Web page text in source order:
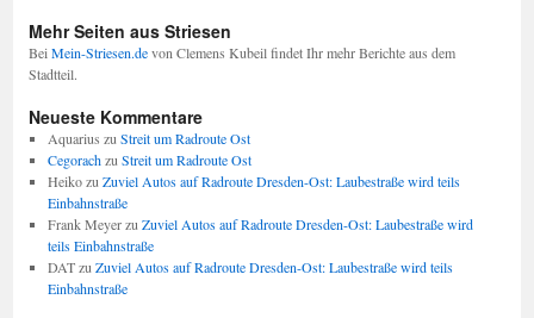
Mehr Seiten aus Striesen
BeiMein-Striesen.devon Clemens Kubeil findet Ihr mehr Berichte aus dem
Stadtteil.
Neueste Kommentare
Aquarius zuStreit um Radroute Ost
CegorachzuStreit um Radroute Ost
HeikozuZuviel Autos auf Radroute Dresden-Ost: Laubestraße wird teils
Einbahnstraße
Frank MeyerzuZuviel Autos auf Radroute Dresden-Ost: Laubestraße wird
teils Einbahnstraße
DATzuZuviel Autos auf Radroute Dresden-Ost: Laubestraße wird teils
Einbahnstraße